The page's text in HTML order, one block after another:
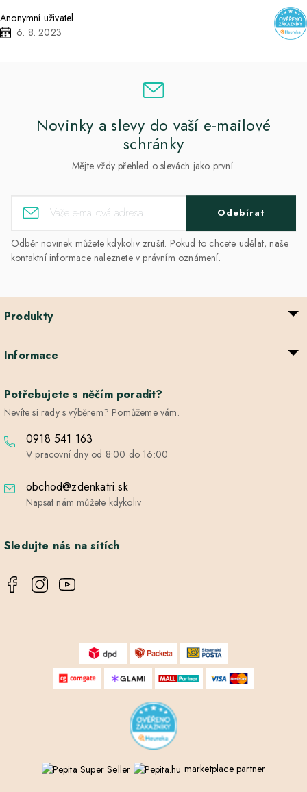
Anonymní uživatel
6. 8. 2023
Novinky a slevy do vaší e-mailové
schránky
Mějte vždy přehled o slevách jako první.
Odebírat
Odběr novinek můžete kdykoliv zrušit. Pokud to chcete udělat, naše
kontaktní informace naleznete v právním oznámení.
Produkty
Informace
Potřebujete s něčím poradit?
Nevíte si rady s výběrem? Pomůžeme vám.
0918 541 163
V pracovní dny od 8:00 do 16:00
obchod@zdenkatri.sk
Napsat nám můžete kdykoliv
Sledujte nás na sítích
marketplace partner